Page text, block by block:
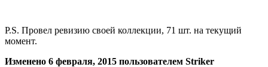
P.S. Провел ревизию своей коллекции, 71 шт. на текущий
момент.
Изменено 6 февраля, 2015 пользователем Striker